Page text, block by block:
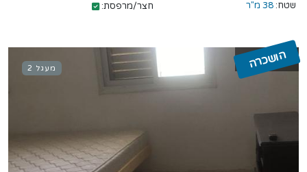
שטח: 38 מ"ר חצר/מרפסת:
מעגל 2 הושכרה